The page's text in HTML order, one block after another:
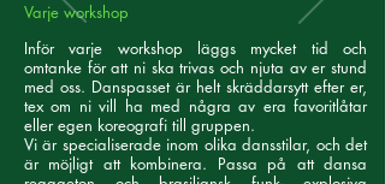
Varje workshop
Inför varje workshop läggs mycket tid och
omtanke för att ni ska trivas och njuta av er stund
med oss. Danspasset är helt skräddarsytt efter er,
tex om ni vill ha med några av era favoritlåtar
eller egen koreografi till gruppen.
Vi är specialiserade inom olika dansstilar, och det
är möjligt att kombinera. Passa på att dansa